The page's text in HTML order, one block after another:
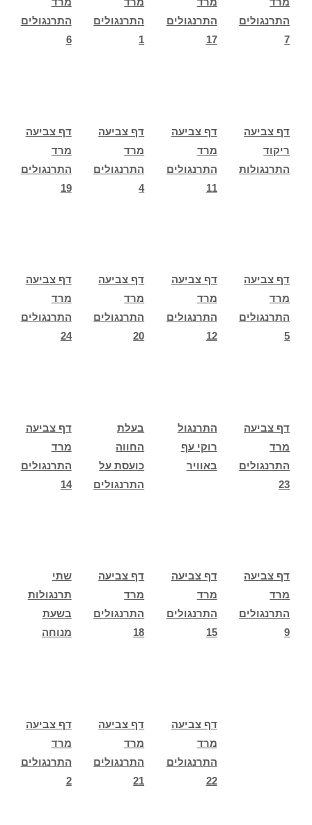
התרנגולים
6
התרנגולים
1
התרנגולים
17
התרנגולים
7
דף צביעה
מרד
התרנגולים
19
דף צביעה
מרד
התרנגולים
4
דף צביעה
מרד
התרנגולים
11
דף צביעה
ריקוד
התרנגולות
דף צביעה
מרד
התרנגולים
24
דף צביעה
מרד
התרנגולים
20
דף צביעה
מרד
התרנגולים
12
דף צביעה
מרד
התרנגולים
5
דף צביעה
מרד
התרנגולים
14
בעלת
החווה
כועסת על
התרנגולים
התרנגול
רוקי עף
באוויר
דף צביעה
מרד
התרנגולים
23
שתי
תרנגולות
בשעת
מנוחה
דף צביעה
מרד
התרנגולים
18
דף צביעה
מרד
התרנגולים
15
דף צביעה
מרד
התרנגולים
9
דף צביעה
מרד
התרנגולים
2
דף צביעה
מרד
התרנגולים
21
דף צביעה
מרד
התרנגולים
22